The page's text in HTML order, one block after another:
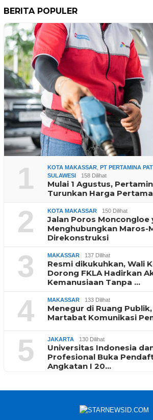
BERITA POPULER
1 KOTA MAKASSAR PT PERTAMINA
SULAWESI
158 Dilihat
Mulai 1 Agustus,
Turunkan Harga
2 KOTA MAKASSAR 150 Dilihat
Jalan Poros Moncongloe
Menghubungkan Maros-
Direkonstruksi
3 MAKASSAR 137 Dilihat
Resmi dikukuhkan, Wali
Dorong FKLA Hadirkan
Kemanusiaan Tanpa …
4 MAKASSAR 133 Dilihat
Menegur di Ruang
Martabat Komunikasi
5 JAKARTA 130 Dilihat
Universitas Indonesia
Profesional Buka
Angkatan I 20…